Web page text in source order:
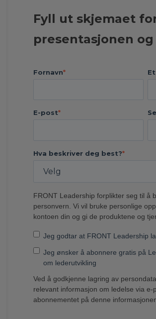
Fyll ut skjemaet
presentasjonen
Fornavn*
E-post*
Hva beskriver deg best?*
FRONT Leadership forplikter seg til å
personvern. Vi vil bruke personlige
kontoen din og gi de produktene og
Jeg godtar at FRONT Leadership
Jeg ønsker å abonnere gratis på
om lederutvikling
Ved å godkjenne lagring av
relevant informasjon om ledelse via e-
abonnementet på denne